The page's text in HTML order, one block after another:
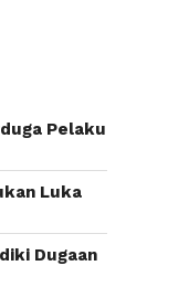
Pelaku
Luka
Dugaan